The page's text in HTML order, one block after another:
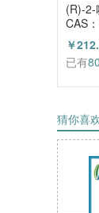
(R)-2-
CAS
3（
￥
已有80
猜你喜